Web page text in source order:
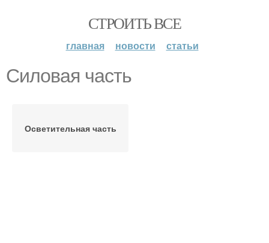
СТРОИТЬ ВСЕ
главная новости статьи
Силовая часть
Осветительная часть